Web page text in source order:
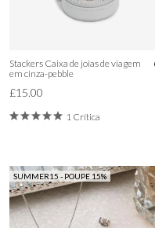
Stackers Caixa de joias de viagem
em cinza-pebble
£15.00
1 Crítica
SUMMER15 - POUPE 15%